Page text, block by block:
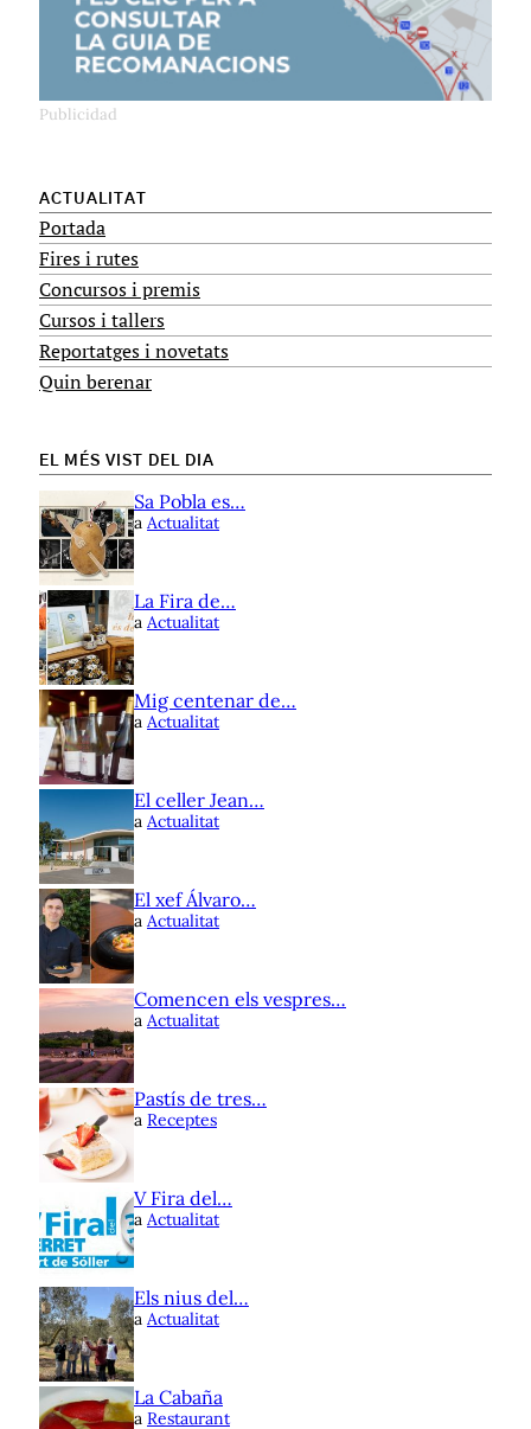
ACTUALITAT
Portada
Fires i rutes
Concursos i premis
Cursos i tallers
Reportatges i novetats
Quin berenar
EL MÉS VIST DEL DIA
Sa Pobla es…
a Actualitat
La Fira de…
a Actualitat
Mig centenar de…
a Actualitat
El celler Jean…
a Actualitat
El xef Álvaro…
a Actualitat
Comencen els vespres…
a Actualitat
Pastís de tres…
a Receptes
V Fira del…
a Actualitat
Els nius del…
a Actualitat
La Cabaña
a Restaurant